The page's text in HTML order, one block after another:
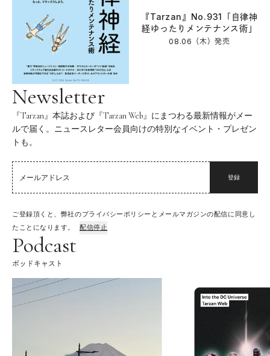
『Tarzan』No.931「自律神
経ゆったりメンテナンス術」
08.06（木）発売
Newsletter
『Tarzan』本誌および『Tarzan Web』にまつわる最新情報がメー
ルで届く。ニュースレター会員向けの特別なイベント・プレゼン
トも。
登録
ご登録頂くと、弊社のプライバシーポリシーとメールマガジンの配信に同意し
たことになります。
配信停止
Podcast
ポッドキャスト